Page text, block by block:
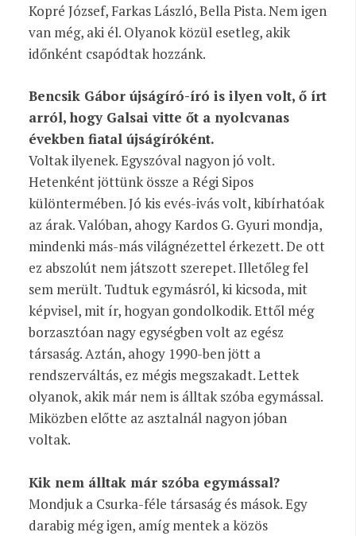
Kopré József, Farkas László, Bella Pista. Nem igen
van még, aki él. Olyanok közül esetleg, akik
időnként csapódtak hozzánk.
Bencsik Gábor újságíró-író is ilyen volt, ő írt
arról, hogy Galsai vitte őt a nyolcvanas
években fiatal újságíróként.
Voltak ilyenek. Egyszóval nagyon jó volt.
Hetenként jöttünk össze a Régi Sipos
különtermében. Jó kis evés-ivás volt, kibírhatóak
az árak. Valóban, ahogy Kardos G. Gyuri mondja,
mindenki más-más világnézettel érkezett. De ott
ez abszolút nem játszott szerepet. Illetőleg fel
sem merült. Tudtuk egymásról, ki kicsoda, mit
képvisel, mit ír, hogyan gondolkodik. Ettől még
borzasztóan nagy egységben volt az egész
társaság. Aztán, ahogy 1990-ben jött a
rendszerváltás, ez mégis megszakadt. Lettek
olyanok, akik már nem is álltak szóba egymással.
Miközben előtte az asztalnál nagyon jóban
voltak.
Kik nem álltak már szóba egymással?
Mondjuk a Csurka-féle társaság és mások. Egy
darabig még igen, amíg mentek a közös